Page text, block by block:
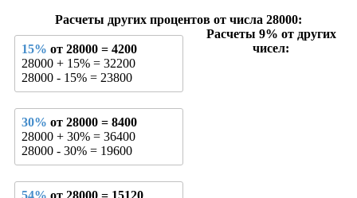
Расчеты других процентов от числа 28000:
15% от 28000 = 4200
28000 + 15% = 32200
28000 - 15% = 23800
30% от 28000 = 8400
28000 + 30% = 36400
28000 - 30% = 19600
54% от 28000 = 15120
Расчеты 9% от других
чисел: